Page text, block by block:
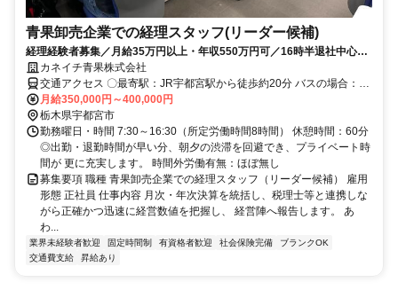
青果卸売企業での経理スタッフ(リーダー候補)
経理経験者募集／月給35万円以上・年収550万円可／16時半退社中心で
家庭と両立できる環境
カネイチ青果株式会社
交通アクセス 〇最寄駅：JR宇都宮駅から徒歩約20分 バスの場合：中
央市場前降車、徒歩1分（30m）
月給350,000円～400,000円
栃木県宇都宮市
勤務曜日・時間 7:30～16:30（所定労働時間8時間） 休憩時間：60分
◎出勤・退勤時間が早い分、朝夕の渋滞を回避でき、プライベート時
間が 更に充実します。 時間外労働有無：ほぼ無し
募集要項 職種 青果卸売企業での経理スタッフ（リーダー候補） 雇用
形態 正社員 仕事内容 月次・年次決算を統括し、税理士等と連携しな
がら正確かつ迅速に経営数値を把握し、 経営陣へ報告します。 あ
わ...
業界未経験者歓迎 固定時間制 有資格者歓迎 社会保険完備
ブランクOK
交通費支給
昇給あり